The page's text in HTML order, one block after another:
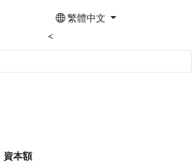
繁體中文
<
資本額